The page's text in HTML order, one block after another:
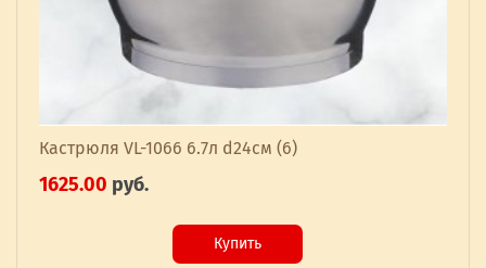
Кастрюля VL-1066 6.7л d24см (6)
1625.00 руб.
Купить